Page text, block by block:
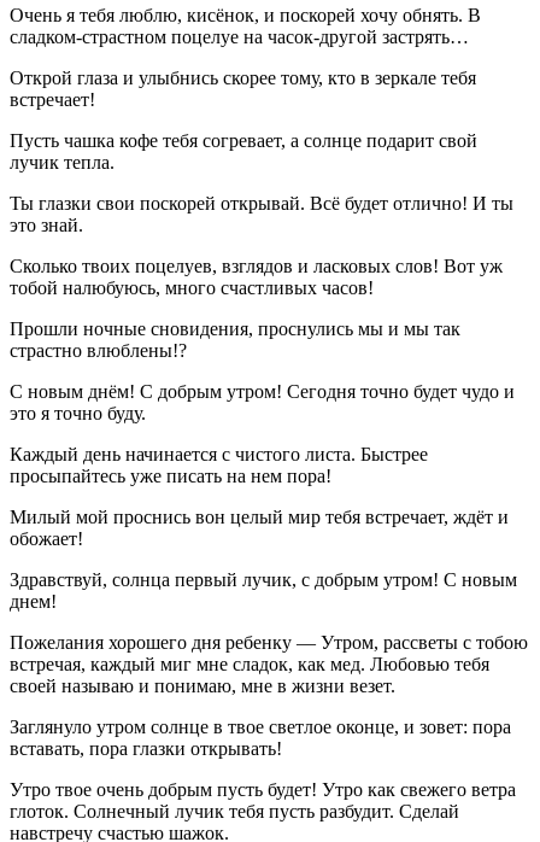
Очень я тебя люблю, кисёнок, и поскорей хочу обнять. В
сладком-страстном поцелуе на часок-другой застрять…
Открой глаза и улыбнись скорее тому, кто в зеркале тебя
встречает!
Пусть чашка кофе тебя согревает, а солнце подарит свой
лучик тепла.
Ты глазки свои поскорей открывай. Всё будет отлично! И ты
это знай.
Сколько твоих поцелуев, взглядов и ласковых слов! Вот уж
тобой налюбуюсь, много счастливых часов!
Прошли ночные сновидения, проснулись мы и мы так
страстно влюблены!?
С новым днём! С добрым утром! Сегодня точно будет чудо и
это я точно буду.
Каждый день начинается с чистого листа. Быстрее
просыпайтесь уже писать на нем пора!
Милый мой проснись вон целый мир тебя встречает, ждёт и
обожает!
Здравствуй, солнца первый лучик, с добрым утром! С новым
днем!
Пожелания хорошего дня ребенку — Утром, рассветы с тобою
встречая, каждый миг мне сладок, как мед. Любовью тебя
своей называю и понимаю, мне в жизни везет.
Заглянуло утром солнце в твое светлое оконце, и зовет: пора
вставать, пора глазки открывать!
Утро твое очень добрым пусть будет! Утро как свежего ветра
глоток. Солнечный лучик тебя пусть разбудит. Сделай
навстречу счастью шажок.